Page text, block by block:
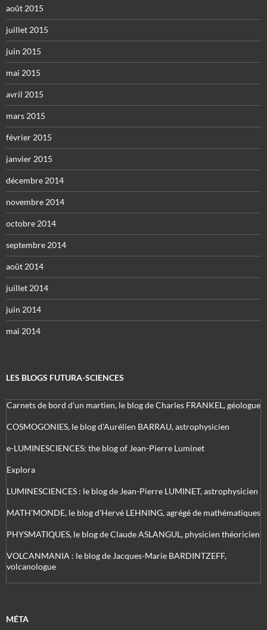
août 2015
juillet 2015
juin 2015
mai 2015
avril 2015
mars 2015
février 2015
janvier 2015
décembre 2014
novembre 2014
octobre 2014
septembre 2014
août 2014
juillet 2014
juin 2014
mai 2014
LES BLOGS FUTURA-SCIENCES
Carnets de bord d’un martien, le blog de Charles FRANKEL, géologue
COSMOGONIES, le blog d'Aurélien BARRAU, astrophysicien
e-LUMINESCIENCES: the blog of Jean-Pierre Luminet
Explora
LUMINESCIENCES : le blog de Jean-Pierre LUMINET, astrophysicien
MATH'MONDE, le blog d'Hervé LEHNING, agrégé de mathématiques
PHYSMATIQUES, le blog de Claude ASLANGUL, physicien théoricien
VOLCANMANIA : le blog de Jacques-Marie BARDINTZEFF,
volcanologue
MÉTA